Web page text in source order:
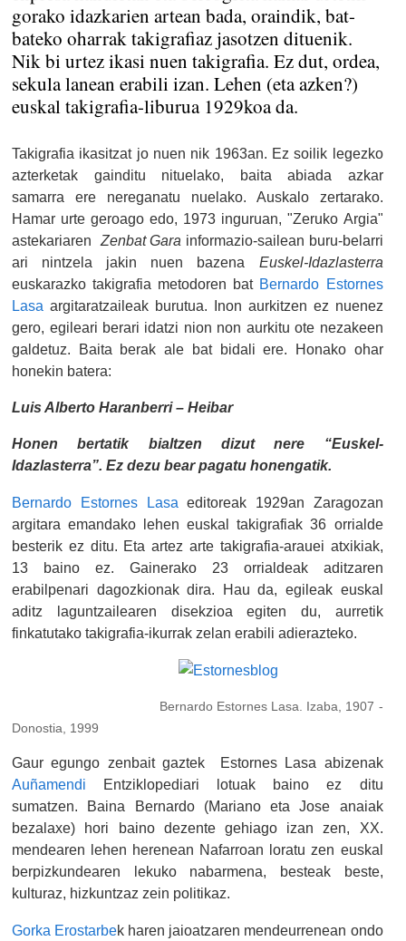
gorako idazkarien artean bada, oraindik, bat-
bateko oharrak takigrafiaz jasotzen dituenik.
Nik bi urtez ikasi nuen takigrafia. Ez dut, ordea,
sekula lanean erabili izan. Lehen (eta azken?)
euskal takigrafia-liburua 1929koa da.
Takigrafia ikasitzat jo nuen nik 1963an. Ez soilik legezko
azterketak gainditu nituelako, baita abiada azkar
samarra ere nereganatu nuelako. Auskalo zertarako.
Hamar urte geroago edo, 1973 inguruan, "Zeruko Argia"
astekariaren Zenbat Gara informazio-sailean buru-belarri
ari nintzela jakin nuen bazena Euskel-Idazlasterra
euskarazko takigrafia metodoren bat Bernardo Estornes
Lasa argitaratzaileak burutua. Inon aurkitzen ez nuenez
gero, egileari berari idatzi nion non aurkitu ote nezakeen
galdetuz. Baita berak ale bat bidali ere. Honako ohar
honekin batera:
Luis Alberto Haranberri – Heibar
Honen bertatik bialtzen dizut nere “Euskel-
Idazlasterra”. Ez dezu bear pagatu honengatik.
Bernardo Estornes Lasa editoreak 1929an Zaragozan
argitara emandako lehen euskal takigrafiak 36 orrialde
besterik ez ditu. Eta artez arte takigrafia-arauei atxikiak,
13 baino ez. Gainerako 23 orrialdeak aditzaren
erabilpenari dagozkionak dira. Hau da, egileak euskal
aditz laguntzailearen disekzioa egiten du, aurretik
finkatutako takigrafia-ikurrak zelan erabili adierazteko.
Bernardo Estornes Lasa. Izaba, 1907 -
Donostia, 1999
Gaur egungo zenbait gaztek Estornes Lasa abizenak
Auñamendi Entziklopediari lotuak baino ez ditu
sumatzen. Baina Bernardo (Mariano eta Jose anaiak
bezalaxe) hori baino dezente gehiago izan zen, XX.
mendearen lehen herenean Nafarroan loratu zen euskal
berpizkundearen lekuko nabarmena, besteak beste,
kulturaz, hizkuntzaz zein politikaz.
Gorka Erostarbek haren jaioatzaren mendeurrenean ondo